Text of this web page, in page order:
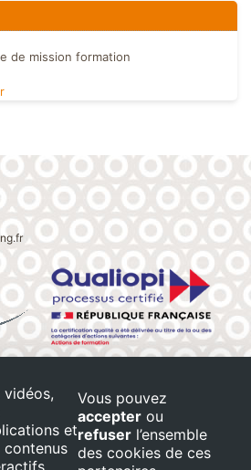
de mission formation
notre partenaire
vidéos,
et
contenus
Vous pouvez
accepter ou
refuser l’ensemble
des cookies de ces